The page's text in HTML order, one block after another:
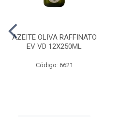
AZEITE OLIVA RAFFINATO
EV VD 12X250ML
Código: 6621